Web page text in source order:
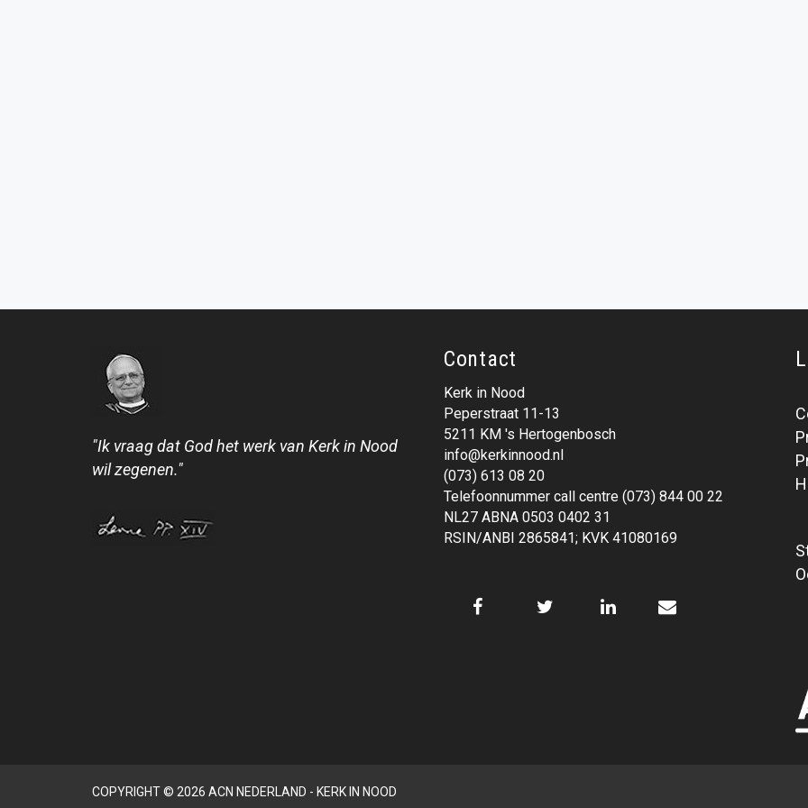
"Ik vraag dat God het werk van Kerk in Nood
wil zegenen."
Contact
Kerk in Nood
Peperstraat 11-13
5211 KM 's Hertogenbosch
info@kerkinnood.nl
(073) 613 08 20
Telefoonnummer call centre (073) 844 00 22
NL27 ABNA 0503 0402 31
RSIN/ANBI 2865841; KVK 41080169
COPYRIGHT © 2026 ACN NEDERLAND - KERK IN NOOD